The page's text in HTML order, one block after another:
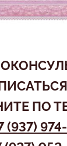
ПО
(937)